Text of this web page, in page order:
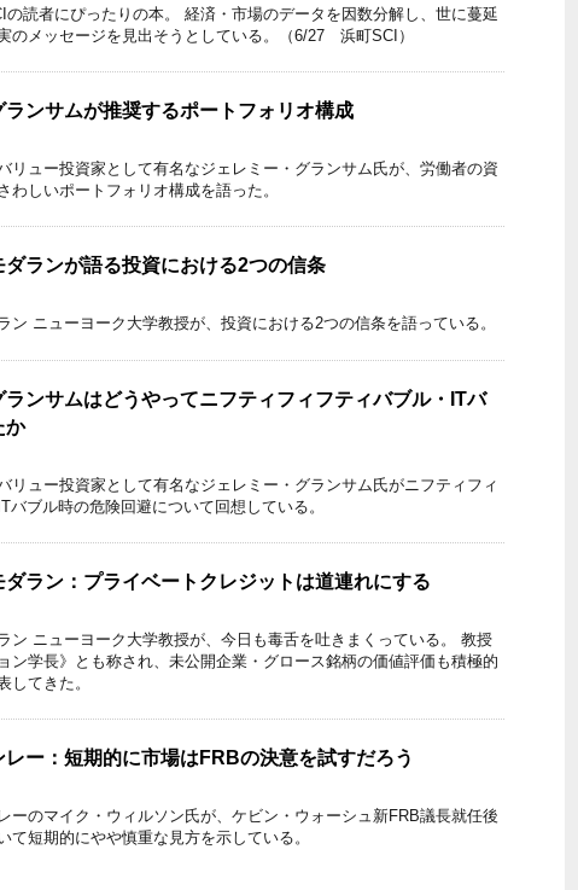
の読者にぴったりの本。 経済・市場のデータを因数分解し、世に蔓延
のメッセージを見出そうとしている。（6/27 浜町SCI）
ランサムが推奨するポートフォリオ構成
リュー投資家として有名なジェレミー・グランサム氏が、労働者の資
わしいポートフォリオ構成を語った。
ダランが語る投資における2つの信条
ン ニューヨーク大学教授が、投資における2つの信条を語っている。
ランサムはどうやってニフティフィフティバブル・ITバ
か
リュー投資家として有名なジェレミー・グランサム氏がニフティフィ
バブル時の危険回避について回想している。
ダラン：プライベートクレジットは道連れにする
ン ニューヨーク大学教授が、今日も毒舌を吐きまくっている。 教授
ン学長》とも称され、未公開企業・グロース銘柄の価値評価も積極的
してきた。
レー：短期的に市場はFRBの決意を試すだろう
ーのマイク・ウィルソン氏が、ケビン・ウォーシュ新FRB議長就任後
て短期的にやや慎重な見方を示している。